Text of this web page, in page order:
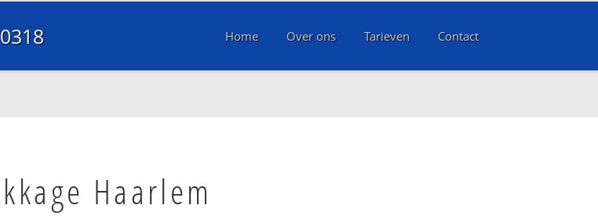
Home Over ons Tarieven Contact
Haarlem